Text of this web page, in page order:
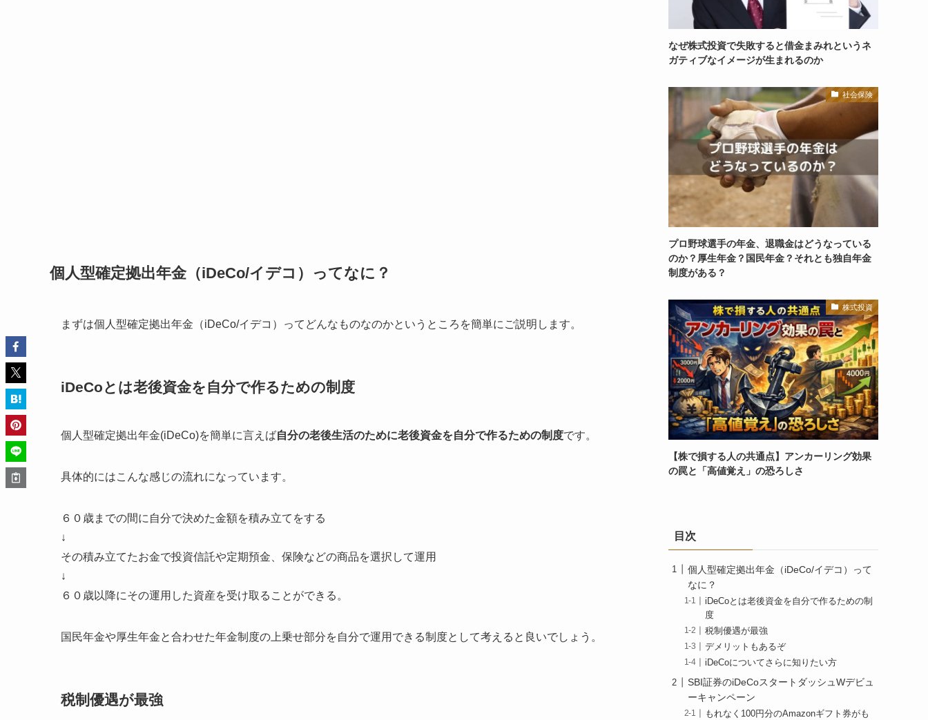
個人型確定拠出年金（iDeCo/イデコ）ってなに？
まずは個人型確定拠出年金（iDeCo/イデコ）ってどんなものなのかというところを簡単にご説明します。
iDeCoとは老後資金を自分で作るための制度
個人型確定拠出年金(iDeCo)を簡単に言えば自分の老後生活のために老後資金を自分で作るための制度です。
具体的にはこんな感じの流れになっています。
６０歳までの間に自分で決めた金額を積み立てをする
↓
その積み立てたお金で投資信託や定期預金、保険などの商品を選択して運用
↓
６０歳以降にその運用した資産を受け取ることができる。
国民年金や厚生年金と合わせた年金制度の上乗せ部分を自分で運用できる制度として考えると良いでしょう。
税制優遇が最強
なぜ株式投資で失敗すると借金まみれというネ
ガティブなイメージが生まれるのか
社会保険
プロ野球選手の年金、退職金はどうなっている
のか？厚生年金？国民年金？それとも独自年金
制度がある？
株式投資
【株で損する人の共通点】アンカーリング効果
の罠と「高値覚え」の恐ろしさ
目次
個人型確定拠出年金（iDeCo/イデコ）って
なに？
iDeCoとは老後資金を自分で作るための制
度
税制優遇が最強
デメリットもあるぞ
iDeCoについてさらに知りたい方
SBI証券のiDeCoスタートダッシュWデビュ
ーキャンペーン
もれなく100円分のAmazonギフト券がも